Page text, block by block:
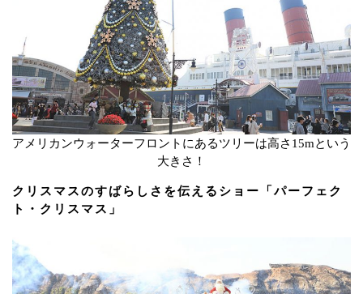
アメリカンウォーターフロントにあるツリーは高さ15mという
大きさ！
クリスマスのすばらしさを伝えるショー「パーフェク
ト・クリスマス」